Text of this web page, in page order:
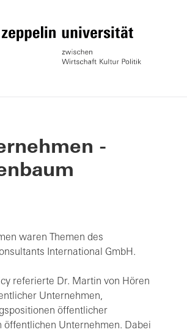
-
waren Themen des
International GmbH.
referierte Dr. Martin von Hören
Unternehmen,
öffentlicher
Unternehmen. Dabei